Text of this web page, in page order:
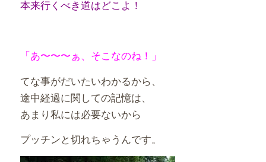
本来行くべき道はどこよ！
「あ〜〜〜ぁ、そこなのね！」
てな事がだいたいわかるから、
途中経過に関しての記憶は、
あまり私には必要ないから
プッチンと切れちゃうんです。